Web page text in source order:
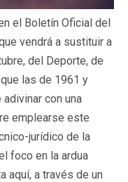
el Boletín Oficial del
vendrá a sustituir a
del Deporte, de
las de 1961 y
con una
emplearse este
jurídico de la
foco en la ardua
aquí, a través de un